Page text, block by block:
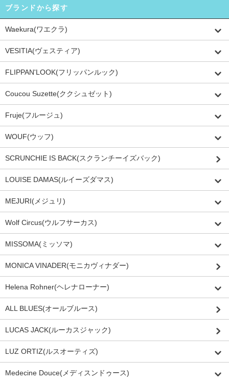
ブランドから探す
Waekura(ワエクラ)
VESITIA(ヴェスティア)
FLIPPAN'LOOK(フリッパンルック)
Coucou Suzette(ククシュゼット)
Fruje(フルージュ)
WOUF(ウッフ)
SCRUNCHIE IS BACK(スクランチーイズバック)
LOUISE DAMAS(ルイーズダマス)
MEJURI(メジュリ)
Wolf Circus(ウルフサーカス)
MISSOMA(ミッソマ)
MONICA VINADER(モニカヴィナダー)
Helena Rohner(ヘレナローナー)
ALL BLUES(オールブルース)
LUCAS JACK(ルーカスジャック)
LUZ ORTIZ(ルスオーティズ)
Medecine Douce(メディスンドゥース)